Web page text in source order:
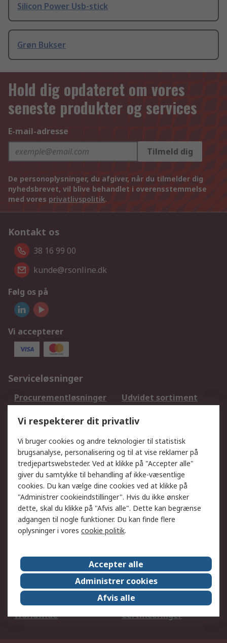
Silicon Power Usb-stick
Grøn Bukser
Hold dig opdateret om vores
seneste produkter og services
E-mail-adresse
Tilmeld dig
De personoplysninger, du afgiver, når du tilmelder dig
nyhedsbrevet, vil blive behandlet i overensstemmelse
med vores privatlivspolitik.
Kontakt os
38 16 99 00
kunde@rsonline.dk
Følg os på
Vi accepterer
Serviceløsninger
Procurementløsninger
Udvidet sortiment
DesignSpark
Teknisk Support
Dit lokale salgsteam
Eksportløsninger
Support
Få hjælp
Returnering
Levering
Spor min ordre
Fakturakopi
Betalingsmuligheder
Fordele med Mit RS
Okdo
Om RS
Salgsbetingelser
Det juridiske
Pressecenter
Job hos RS
ESG
Worldwide
Certificeringer
Vi respekterer dit privatliv
Vi bruger cookies og andre teknologier til statistisk
brugsanalyse, personalisering og til at vise reklamer på
tredjepartswebsteder. Ved at klikke på "Accepter alle"
giver du samtykke til behandling af ikke-væsentlige
cookies. Du kan vælge dine cookies ved at klikke på
"Administrer cookieindstillinger". Hvis du ikke ønsker
dette, skal du klikke på "Afvis alle". Dette kan begrænse
adgangen til nogle funktioner. Du kan finde flere
oplysninger i vores cookie politik.
Accepter alle
Administrer cookies
Afvis alle